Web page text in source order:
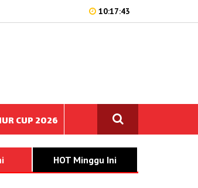
10:17:43
CUP 2026
HOT Minggu Ini